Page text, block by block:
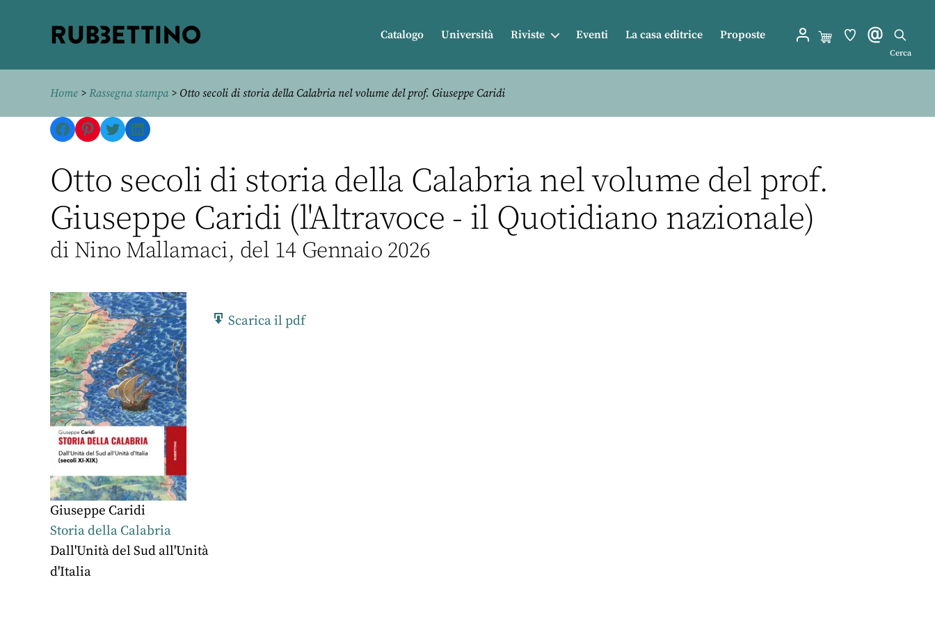
Catalogo Università Riviste Eventi La casa editrice Proposte
Cerca
Home > Rassegna stampa> Otto secoli di storia della Calabria nel volume del prof. Giuseppe Caridi
Facebook
Pinterest
TwitterLinkedIn
Otto secoli di storia della Calabria nel volume del prof.
Giuseppe Caridi (l'Altravoce - il Quotidiano nazionale)
di Nino Mallamaci, del 14 Gennaio 2026
Giuseppe Caridi
Storia della Calabria
Dall'Unità del Sud all'Unità
d'Italia
Scarica il pdf